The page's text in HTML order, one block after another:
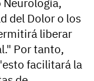
del Dolor o los
liberar
Por tanto,
facilitará la